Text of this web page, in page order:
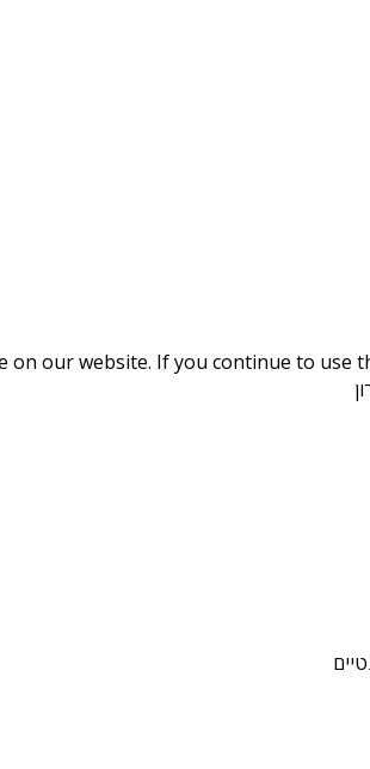
our website. If you continue to use